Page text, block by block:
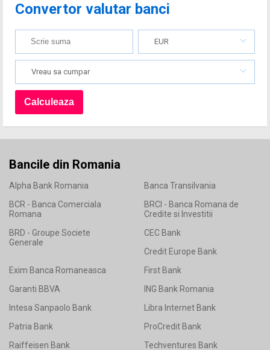
Convertor valutar banci
EUR
Vreau sa cumpar
Bancile din Romania
Alpha Bank Romania
Banca Transilvania
BCR - Banca Comerciala
Romana
BRCI - Banca Romana de
Credite si Investitii
BRD - Groupe Societe
Generale
CEC Bank
Credit Europe Bank
Exim Banca Romaneasca
First Bank
Garanti BBVA
ING Bank Romania
Intesa Sanpaolo Bank
Libra Internet Bank
Patria Bank
ProCredit Bank
Raiffeisen Bank
Techventures Bank